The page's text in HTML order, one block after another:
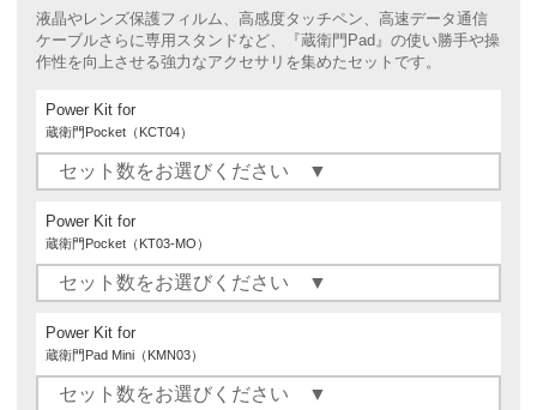
液晶やレンズ保護フィルム、高感度タッチペン、高速データ通信
ケーブルさらに専用スタンドなど、『蔵衛門Pad』の使い勝手や操
作性を向上させる強力なアクセサリを集めたセットです。
Power Kit for
蔵衛門Pocket（KCT04）
Power Kit for
蔵衛門Pocket（KT03-MO）
Power Kit for
蔵衛門Pad Mini（KMN03）